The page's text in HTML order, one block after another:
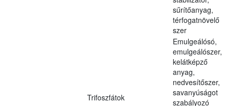
sűrítőanyag,
térfogatnövelő
szer
Trifoszfátok
Emulgeálósó,
emulgeálószer,
kelátképző
anyag,
nedvesítőszer,
savanyúságot
szabályozó